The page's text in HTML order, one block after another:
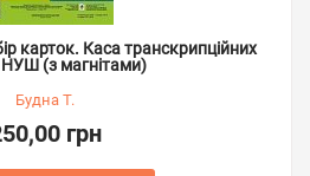
карток. Каса транскрипційних
НУШ (з магнітами)
Будна Т.
грн